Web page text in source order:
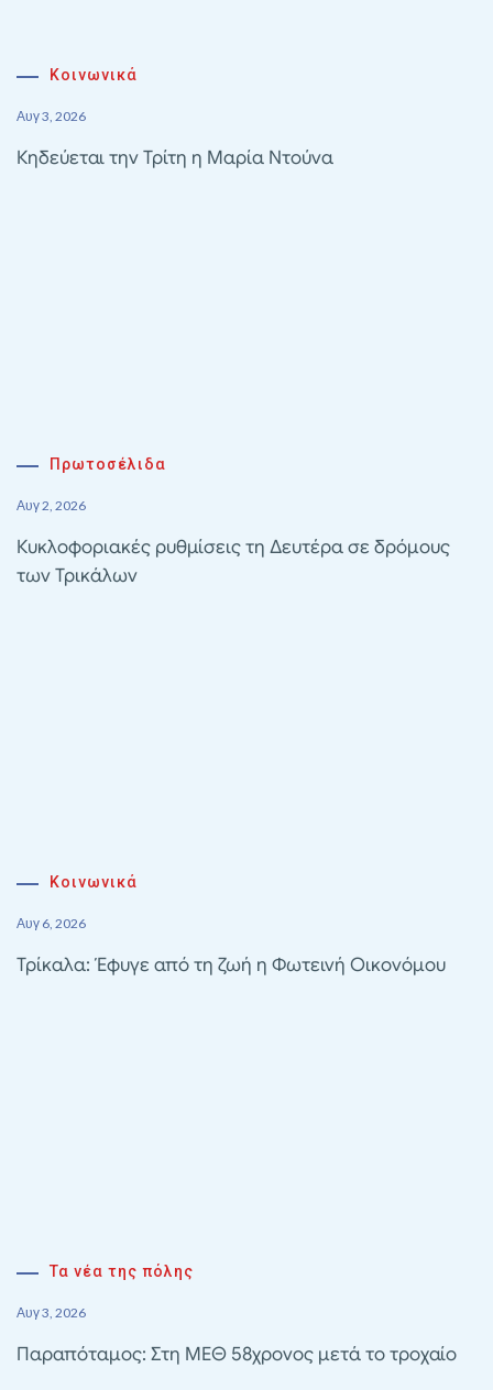
Κοινωνικά
Αυγ 3, 2026
Κηδεύεται την Τρίτη η Μαρία Ντούνα
Πρωτοσέλιδα
Αυγ 2, 2026
Κυκλοφοριακές ρυθμίσεις τη Δευτέρα σε δρόμους
των Τρικάλων
Κοινωνικά
Αυγ 6, 2026
Τρίκαλα: Έφυγε από τη ζωή η Φωτεινή Οικονόμου
Τα νέα της πόλης
Αυγ 3, 2026
Παραπόταμος: Στη ΜΕΘ 58χρονος μετά το τροχαίο